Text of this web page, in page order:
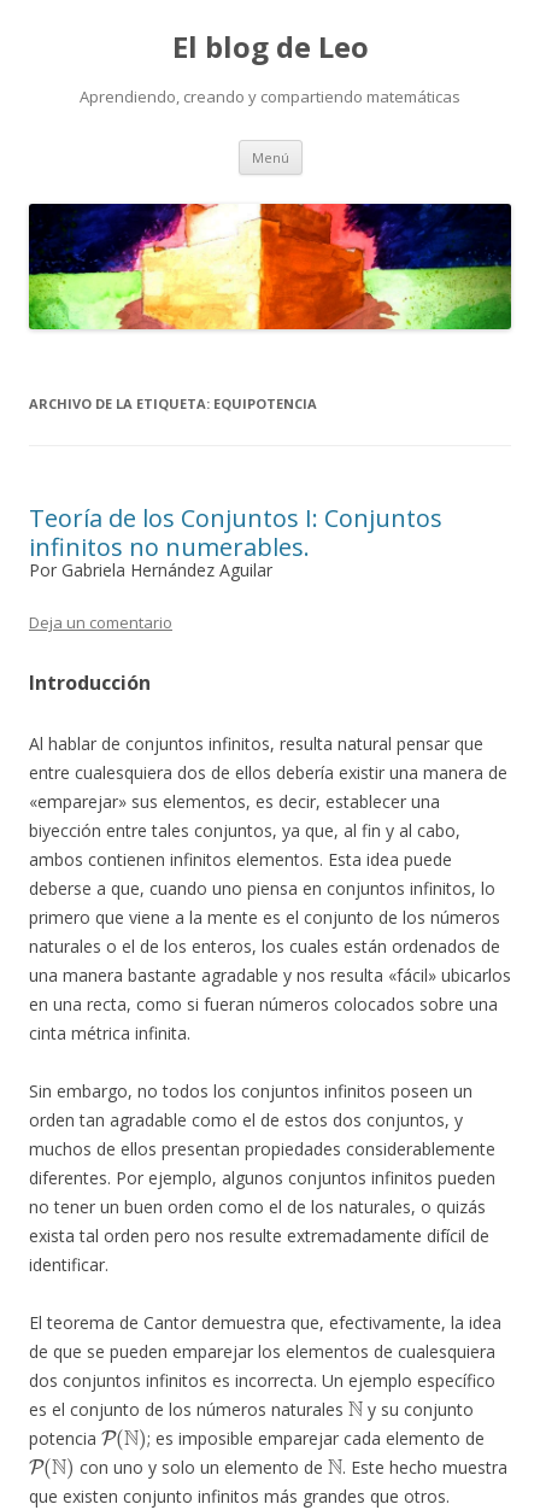
El blog de Leo
Aprendiendo, creando y compartiendo matemáticas
Menú Saltar
contenido
ARCHIVO DE LA ETIQUETA: EQUIPOTENCIA
Teoría de los Conjuntos I: Conjuntos
infinitos no numerables.
Por Gabriela Hernández Aguilar
Deja un comentario
Introducción
Al hablar de conjuntos infinitos, resulta natural pensar que
entre cualesquiera dos de ellos debería existir una manera de
«emparejar» sus elementos, es decir, establecer una
biyección entre tales conjuntos, ya que, al fin y al cabo,
ambos contienen infinitos elementos. Esta idea puede
deberse a que, cuando uno piensa en conjuntos infinitos, lo
primero que viene a la mente es el conjunto de los números
naturales o el de los enteros, los cuales están ordenados de
una manera bastante agradable y nos resulta «fácil» ubicarlos
en una recta, como si fueran números colocados sobre una
cinta métrica infinita.
Sin embargo, no todos los conjuntos infinitos poseen un
orden tan agradable como el de estos dos conjuntos, y
muchos de ellos presentan propiedades considerablemente
diferentes. Por ejemplo, algunos conjuntos infinitos pueden
no tener un buen orden como el de los naturales, o quizás
exista tal orden pero nos resulte extremadamente difícil de
identificar.
El teorema de Cantor demuestra que, efectivamente, la idea
de que se pueden emparejar los elementos de cualesquiera
dos conjuntos infinitos es incorrecta. Un ejemplo específico
es el conjunto de los números naturales
N
y su conjunto
potencia
P(N)
; es imposible emparejar cada elemento de
P(N)
con uno y solo un elemento de
N
. Este hecho muestra
que existen conjunto infinitos más grandes que otros.